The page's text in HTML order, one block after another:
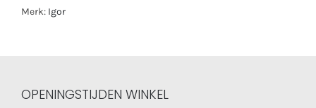
Merk: Igor
OPENINGSTIJDEN WINKEL